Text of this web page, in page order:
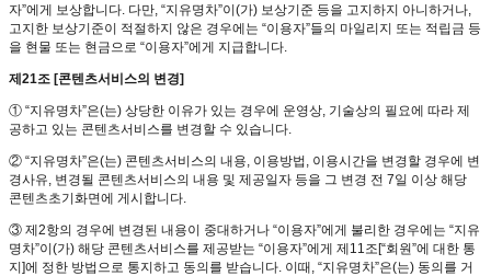
자”에게 보상합니다. 다만, “지유명차”이(가) 보상기준 등을 고지하지 아니하거나,
고지한 보상기준이 적절하지 않은 경우에는 “이용자”들의 마일리지 또는 적립금 등
을 현물 또는 현금으로 “이용자”에게 지급합니다.
제21조 [콘텐츠서비스의 변경]
① “지유명차”은(는) 상당한 이유가 있는 경우에 운영상, 기술상의 필요에 따라 제
공하고 있는 콘텐츠서비스를 변경할 수 있습니다.
② “지유명차”은(는) 콘텐츠서비스의 내용, 이용방법, 이용시간을 변경할 경우에 변
경사유, 변경될 콘텐츠서비스의 내용 및 제공일자 등을 그 변경 전 7일 이상 해당
콘텐츠초기화면에 게시합니다.
③ 제2항의 경우에 변경된 내용이 중대하거나 “이용자”에게 불리한 경우에는 “지유
명차”이(가) 해당 콘텐츠서비스를 제공받는 “이용자”에게 제11조[“회원”에 대한 통
지]에 정한 방법으로 통지하고 동의를 받습니다. 이때, “지유명차”은(는) 동의를 거